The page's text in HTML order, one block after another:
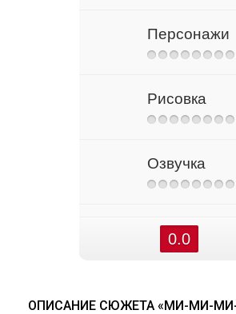
Персонажи
Рисовка
Озвучка
0.0
ОПИСАНИЕ СЮЖЕТА «МИ-МИ-